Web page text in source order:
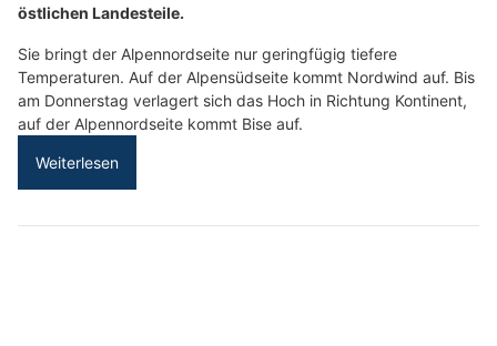
östlichen Landesteile.
Sie bringt der Alpennordseite nur geringfügig tiefere
Temperaturen. Auf der Alpensüdseite kommt Nordwind auf. Bis
am Donnerstag verlagert sich das Hoch in Richtung Kontinent,
auf der Alpennordseite kommt Bise auf.
Weiterlesen